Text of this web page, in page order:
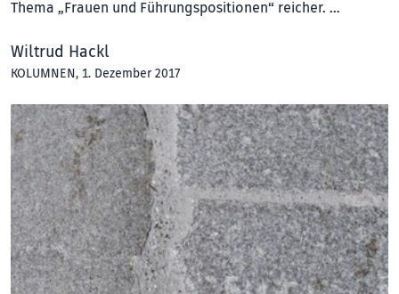
Thema „Frauen und Führungspositionen“ reicher. …
Wiltrud Hackl
KOLUMNEN, 1. Dezember 2017